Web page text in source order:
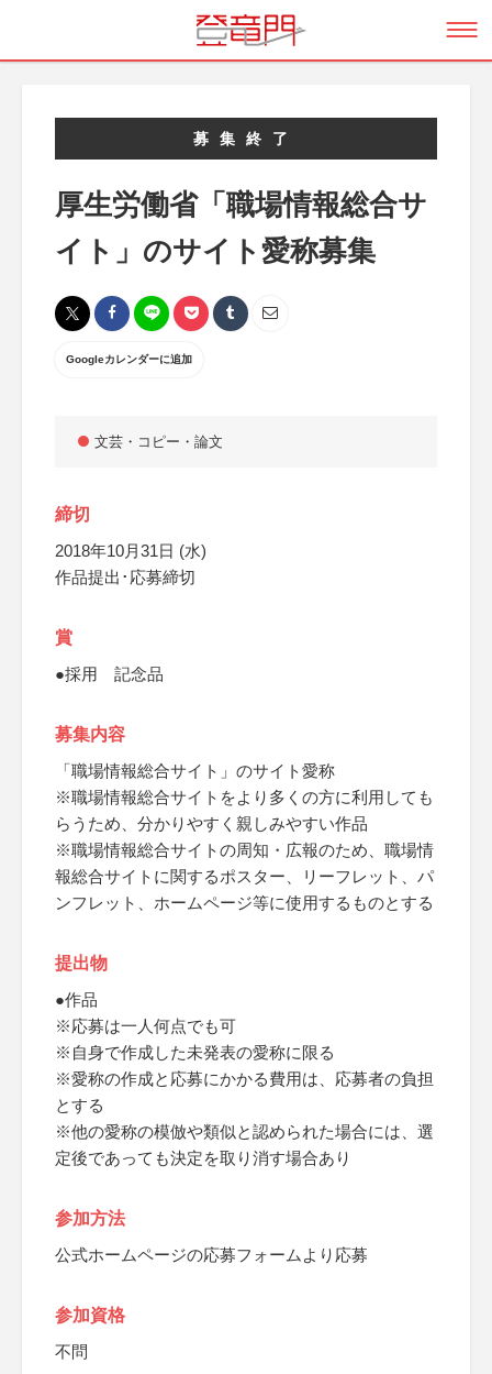
募集終了
厚生労働省「職場情報総合サ
イト」のサイト愛称募集
Googleカレンダーに追加
文芸・コピー・論文
締切
2018年10月31日 (水)
作品提出･応募締切
賞
●採用 記念品
募集内容
「職場情報総合サイト」のサイト愛称
※職場情報総合サイトをより多くの方に利用しても
らうため、分かりやすく親しみやすい作品
※職場情報総合サイトの周知・広報のため、職場情
報総合サイトに関するポスター、リーフレット、パ
ンフレット、ホームページ等に使用するものとする
提出物
●作品
※応募は一人何点でも可
※自身で作成した未発表の愛称に限る
※愛称の作成と応募にかかる費用は、応募者の負担
とする
※他の愛称の模倣や類似と認められた場合には、選
定後であっても決定を取り消す場合あり
参加方法
公式ホームページの応募フォームより応募
参加資格
不問